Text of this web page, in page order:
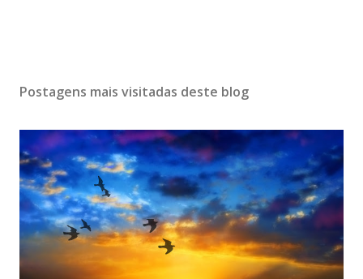
Postagens mais visitadas deste blog